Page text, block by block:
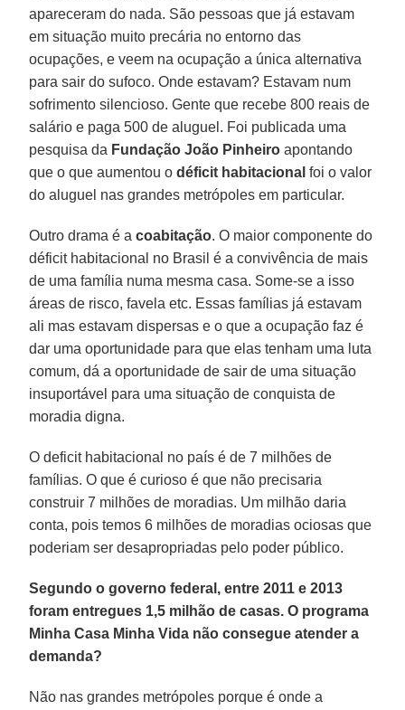
apareceram do nada. São pessoas que já estavam
em situação muito precária no entorno das
ocupações, e veem na ocupação a única alternativa
para sair do sufoco. Onde estavam? Estavam num
sofrimento silencioso. Gente que recebe 800 reais de
salário e paga 500 de aluguel. Foi publicada uma
pesquisa da Fundação João Pinheiro apontando
que o que aumentou odéficit habitacional foi o valor
do aluguel nas grandes metrópoles em particular.
Outro drama é acoabitação. O maior componente do
déficit habitacional no Brasil é a convivência de mais
de uma família numa mesma casa. Some-se a isso
áreas de risco, favela etc. Essas famílias já estavam
ali mas estavam dispersas e o que a ocupação faz é
dar uma oportunidade para que elas tenham uma luta
comum, dá a oportunidade de sair de uma situação
insuportável para uma situação de conquista de
moradia digna.
O deficit habitacional no país é de 7 milhões de
famílias. O que é curioso é que não precisaria
construir 7 milhões de moradias. Um milhão daria
conta, pois temos 6 milhões de moradias ociosas que
poderiam ser desapropriadas pelo poder público.
Segundo o governo federal, entre 2011 e 2013
foram entregues 1,5 milhão de casas. O programa
Minha Casa Minha Vida não consegue atender a
demanda?
Não nas grandes metrópoles porque é onde a